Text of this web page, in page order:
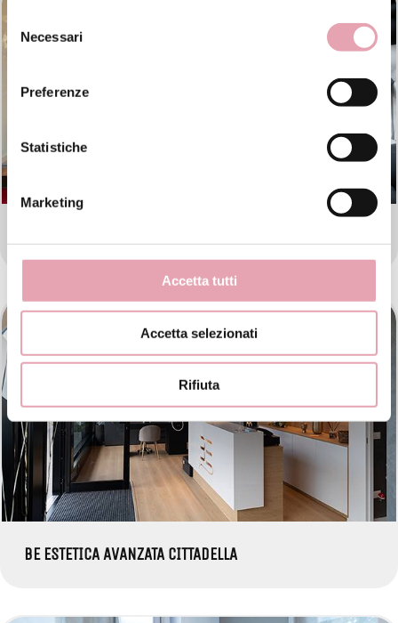
Selezione
delNecessari
Preferenze
Statistiche
Marketing
Accetta tutti
Accetta selezionati
Rifiuta
BE ESTETICA AVANZATA CITTADELLA